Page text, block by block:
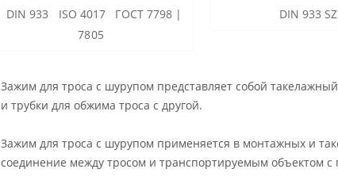
DIN 933 ISO 4017 ГОСТ 7798 |
7805
DIN 933 SZ
Зажим для троса с шурупом представляет собой
и трубки для обжима троса с другой.
Зажим для троса с шурупом применяется в монтажных и
соединение между тросом и транспортируемым объектом